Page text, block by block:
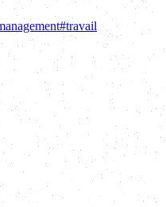
#travail